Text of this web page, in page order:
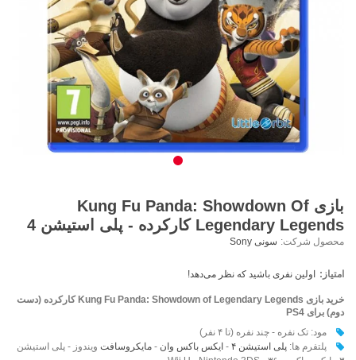
بازی Kung Fu Panda: Showdown Of
Legendary Legends کارکرده - پلی استیشن 4
محصول شرکت: سونی Sony
امتیاز: اولین نفری باشید که نظر می‌دهد!
خرید بازی Kung Fu Panda: Showdown of Legendary Legends کارکرده (دست
دوم) برای PS4
مود: تک نفره - چند نفره (تا ۴ نفر)
پلتفرم ها:پلی استیشن ۴ -ایکس باکس وان -مایکروسافت ویندوز - پلی استیشن